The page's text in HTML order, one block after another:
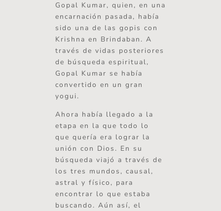
Gopal Kumar, quien, en una
encarnación pasada, había
sido una de las gopis con
Krishna en Brindaban. A
través de vidas posteriores
de búsqueda espiritual,
Gopal Kumar se había
convertido en un gran
yogui.
Ahora había llegado a la
etapa en la que todo lo
que quería era lograr la
unión con Dios. En su
búsqueda viajó a través de
los tres mundos, causal,
astral y físico, para
encontrar lo que estaba
buscando. Aún así, el